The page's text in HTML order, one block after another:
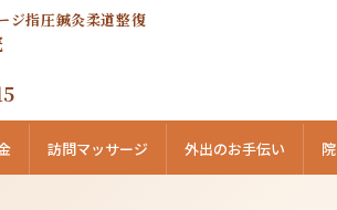
ジ指圧鍼灸柔道整復
訪問マッサージ 外出のお手伝い